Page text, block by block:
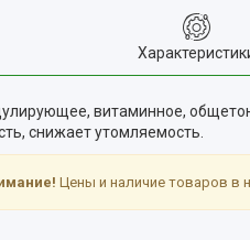
витаминное,
снижает утомляемость.
Цены и наличие товаров в